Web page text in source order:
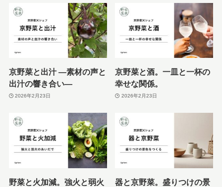
京野菜と出汁 ―素材の声と
出汁の響き合い―
2026年2月23日
京野菜と酒。一皿と一杯の
幸せな関係。
2026年2月23日
野菜と火加減。強火と弱火
器と京野菜。盛りつけの景